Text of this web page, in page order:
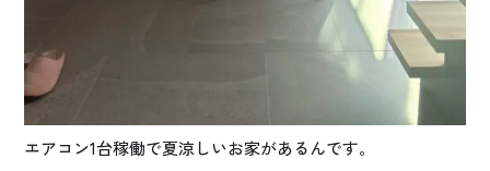
エアコン1台稼働で夏涼しいお家があるんです。